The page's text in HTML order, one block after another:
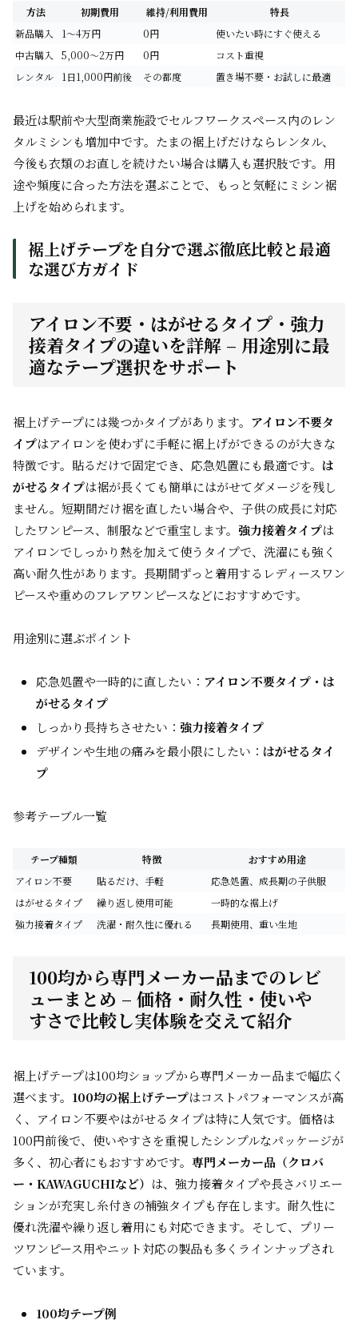
方法 初期費用 維持/利用費用
特長
新品購入
1～4万円 0円
使いたい時にすぐ使える
中古購入
5,000～2万円 0円
コスト重視
レンタル
1日1,000円前後 その都度 置き場不要・お試しに最適
最近は駅前や大型商業施設でセルフワークスペース内のレン
タルミシンも増加中です。たまの裾上げだけならレンタル、
今後も衣類のお直しを続けたい場合は購入も選択肢です。用
途や頻度に合った方法を選ぶことで、もっと気軽にミシン裾
上げを始められます。
裾上げテープを自分で選ぶ徹底比較と最適
な選び方ガイド
アイロン不要・はがせるタイプ・強力
接着タイプの違いを詳解 – 用途別に最
適なテープ選択をサポート
裾上げテープには幾つかタイプがあります。 アイロン不要タ
イプはアイロンを使わずに手軽に裾上げができるのが大きな
特徴です。貼るだけで固定でき、応急処置にも最適です。 は
がせるタイプは裾が長くても簡単にはがせてダメージを残し
ません。短期間だけ裾を直したい場合や、子供の成長に対応
したワンピース、制服などで重宝します。 強力接着タイプは
アイロンでしっかり熱を加えて使うタイプで、洗濯にも強く
高い耐久性があります。長期間ずっと着用するレディースワン
ピースや重めのフレアワンピースなどにおすすめです。
用途別に選ぶポイント
応急処置や一時的に直したい： アイロン不要タイプ・は
がせるタイプ
しっかり長持ちさせたい： 強力接着タイプ
デザインや生地の痛みを最小限にしたい： はがせるタイ
プ
参考テーブル一覧
テープ種類 特徴
おすすめ用途
アイロン不要
貼るだけ、手軽
応急処置、成長期の子供服
はがせるタイプ
繰り返し使用可能
一時的な裾上げ
強力接着タイプ
洗濯・耐久性に優れる 長期使用、重い生地
100均から専門メーカー品までのレビ
ューまとめ – 価格・耐久性・使いや
すさで比較し実体験を交えて紹介
裾上げテープは100均ショップから専門メーカー品まで幅広く
選べます。 100均の裾上げテープはコストパフォーマンスが高
く、アイロン不要やはがせるタイプは特に人気です。価格は
100円前後で、使いやすさを重視したシンプルなパッケージが
多く、初心者にもおすすめです。 専門メーカー品（クロバ
ー・KAWAGUCHIなど） は、強力接着タイプや長さバリエー
ションが充実し糸付きの補強タイプも存在します。耐久性に
優れ洗濯や繰り返し着用にも対応できます。そして、プリー
ツワンピース用やニット対応の製品も多くラインナップされ
ています。
100均テープ例